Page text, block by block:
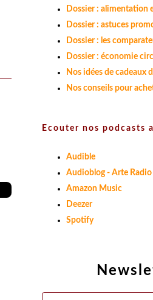
Dossier : alimentation
Dossier : astuces
Dossier : les
Dossier : économie
Nos idées de cadeaux
Nos conseils pour
Ecouter nos podcasts
Audible
Audioblog - Arte Radio
Amazon Music
Deezer
Spotify